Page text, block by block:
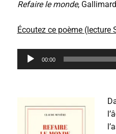
Refaire le monde,
Écoutez ce poème (lecture
c
00:00